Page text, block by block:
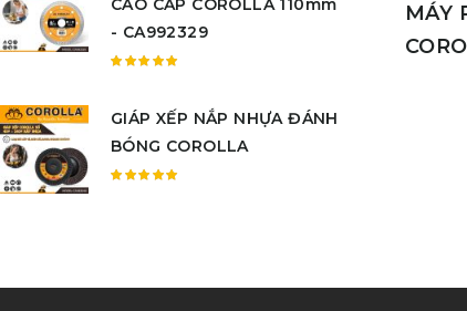
MÁY
sao
CAO CẤP COROLLA 110mm
- CA992329
hạng
5.00 5
GIÁP XẾP NẮP NHỰA ĐÁNH
BÓNG COROLLA